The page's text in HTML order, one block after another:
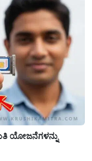
ಯೋಜನೆಗಳನ್ನು